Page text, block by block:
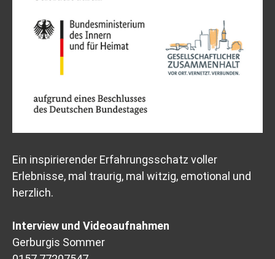
Ein inspirierender Erfahrungsschatz voller
Erlebnisse, mal traurig, mal witzig, emotional und
herzlich.
Interview und Videoaufnahmen
Gerburgis Sommer